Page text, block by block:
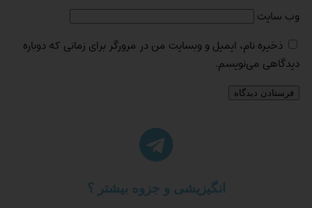
وب‌ سایت
ذخیره نام، ایمیل و وبسایت من در مرورگر برای زمانی که دوباره
دیدگاهی می‌نویسم.
انگیزیشی و جزوه بیشتر ؟